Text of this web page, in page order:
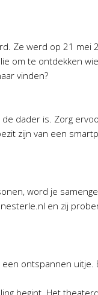
Ze werd op 21
om te ontdekken
vinden?
dader is. Zorg
zijn van een
word je
en zij
ontspannen
begint. Het